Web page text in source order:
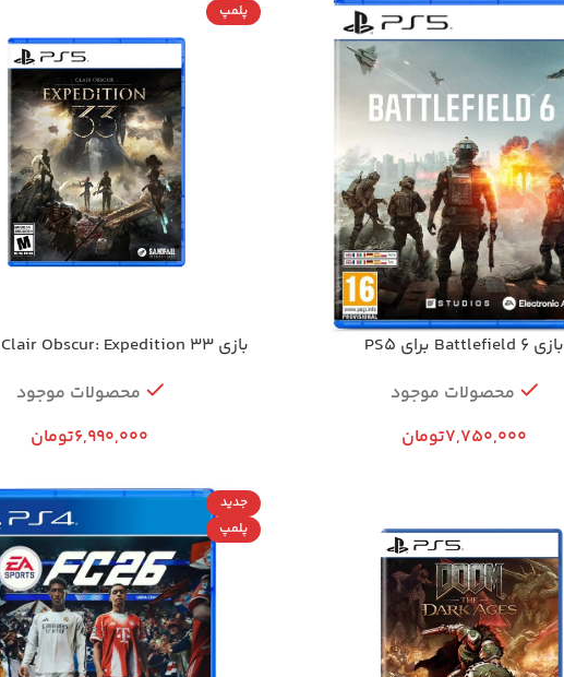
بازی Battlefield 6 برای PS5
محصولات موجود
7,750,000تومان
پلمپ
بازی Clair Obscur: Expedition 33 برای PS5
محصولات موجود
6,990,000تومان
جدید
پلمپ